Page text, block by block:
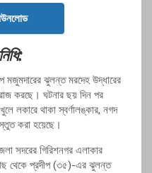
মজুমদারের ঝুলন্ত মরদেহ উদ্ধারের
করছে। ঘটনার ছয় দিন পর
লকারে থাকা স্বর্ণালঙ্কার, নগদ
করা হয়েছে।
সদরের গিরিশনগর এলাকার
থেকে প্রদীপ (৩৫)-এর ঝুলন্ত